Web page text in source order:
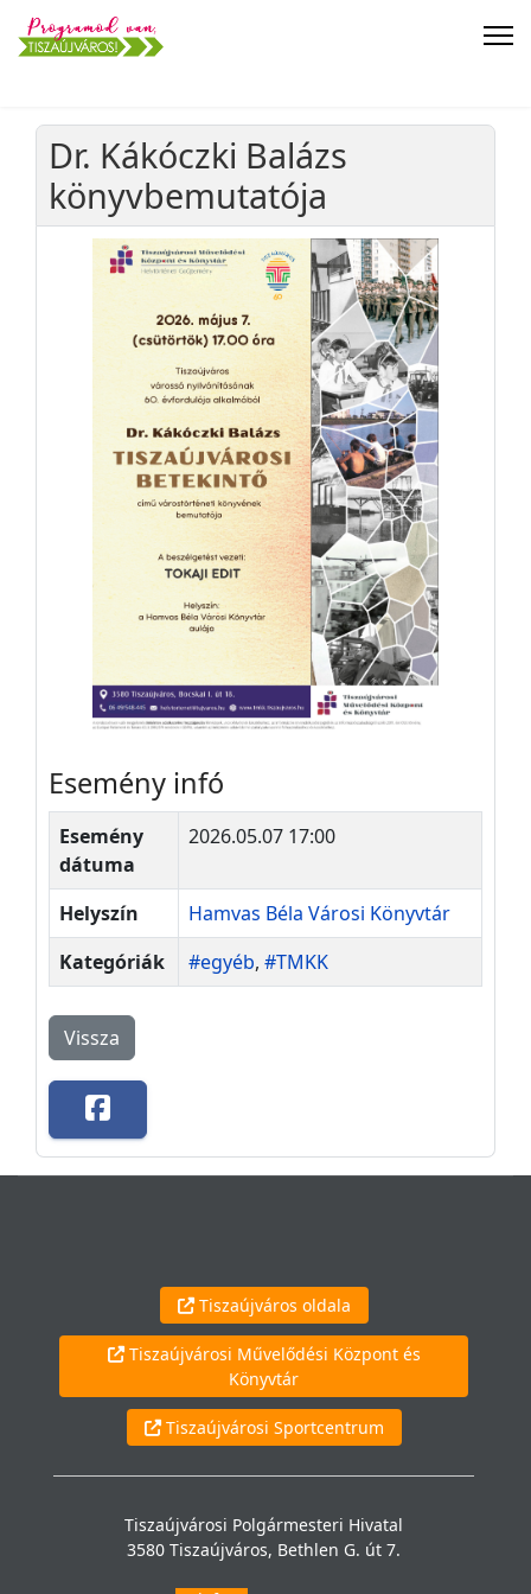
Dr. Kákóczki Balázs
könyvbemutatója
Esemény infó
Esemény
dátuma
2026.05.07 17:00
Helyszín
Hamvas Béla Városi Könyvtár
Kategóriák
#egyéb, #TMKK
Vissza
Tiszaújváros oldala
Tiszaújvárosi Művelődési Központ és
Könyvtár
Tiszaújvárosi Sportcentrum
Tiszaújvárosi Polgármesteri Hivatal
3580 Tiszaújváros, Bethlen G. út 7.